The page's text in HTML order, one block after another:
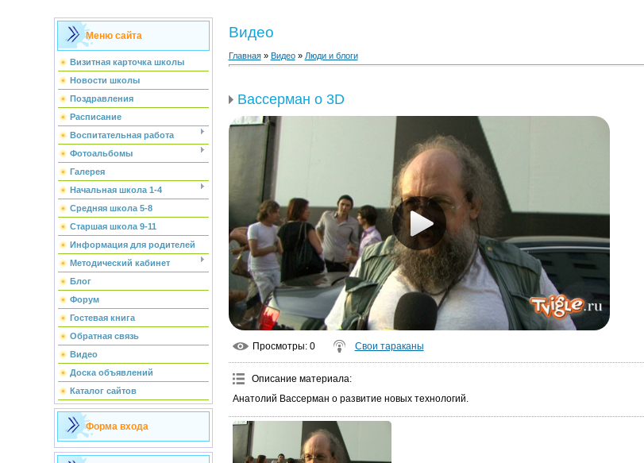
Меню сайта
Визитная карточка школы
Новости школы
Поздравления
Расписание
Воспитательная работа
Фотоальбомы
Галерея
Начальная школа 1-4
Средняя школа 5-8
Старшая школа 9-11
Информация для родителей
Методический кабинет
Блог
Форум
Гостевая книга
Обратная связь
Видео
Доска объявлений
Каталог сайтов
Форма входа
Видео
Главная» Видео» Люди и блоги
Вассерман о 3D
Просмотры: 0 Свои тараканы
Описание материала:
Анатолий Вассерман о развитие новых технологий.